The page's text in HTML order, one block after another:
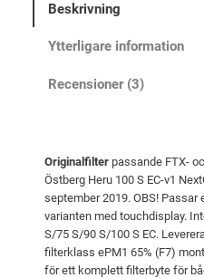
a
i
t
v
a
r
:
t
:
6
9
6
Beskrivning
Ytterligare information
Recensioner (3)
Originalfilterpassande FTX-
Östberg Heru 100 S EC-v1
september 2019. OBS! Passar
varianten med touchdisplay.
S/75 S/90 S/100 S EC.
filterklass ePM1 65% (F7)
för ett komplett filterbyte för